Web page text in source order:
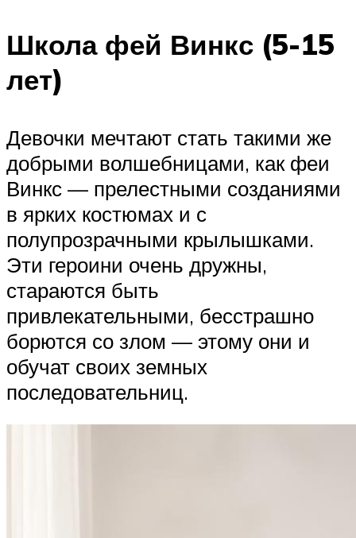
Школа фей Винкс (5-15
лет)
Девочки мечтают стать такими же
добрыми волшебницами, как феи
Винкс — прелестными созданиями
в ярких костюмах и с
полупрозрачными крылышками.
Эти героини очень дружны,
стараются быть
привлекательными, бесстрашно
борются со злом — этому они и
обучат своих земных
последовательниц.